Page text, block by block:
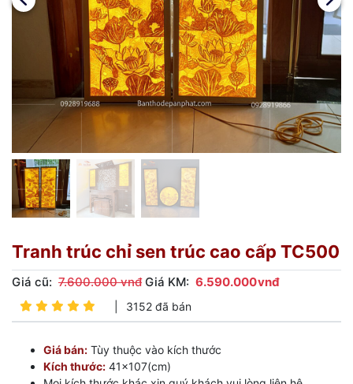
Tranh trúc chỉ sen trúc cao cấp TC500
Giá cũ: 7.600.000 vnđ Giá KM: 6.590.000vnđ
3152 đã bán
Giá bán: Tùy thuộc vào kích thước
Kích thước: 41×107(cm)